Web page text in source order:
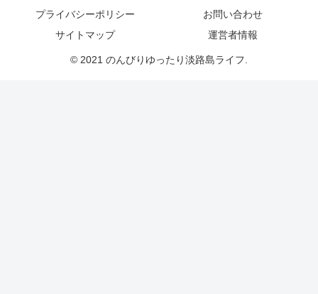
プライバシーポリシー
お問い合わせ
サイトマップ
運営者情報
© 2021 のんびりゆったり淡路島ライフ.